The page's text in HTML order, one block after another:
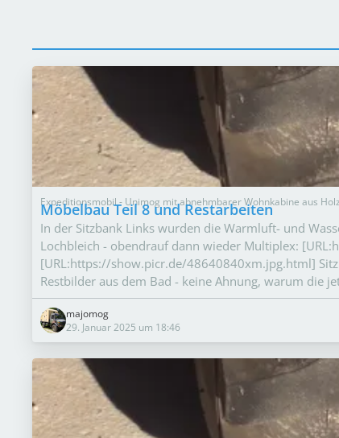
Expeditionsmobil - Unimog mit abnehmbarer Wohnkabine aus Holz
Möbelbau Teil 8 und Restarbeiten
In der Sitzbank Links wurden die Warmluft- und
Lochbleich - obendrauf dann wieder Multiplex:
[URL:https://show.picr.de/48640840xm.jpg.html]
Restbilder aus dem Bad - keine Ahnung, warum die
majomog
29. Januar 2025 um 18:46